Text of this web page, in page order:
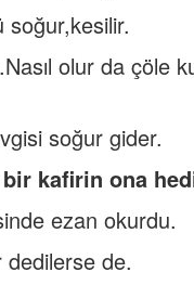
olur da çöle
soğur gider.
kafirin ona
ezan okurdu.
dedilerse de.